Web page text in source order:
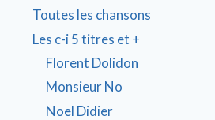
Toutes les chansons
Les c-i 5 titres et +
Florent Dolidon
Monsieur No
Noel Didier